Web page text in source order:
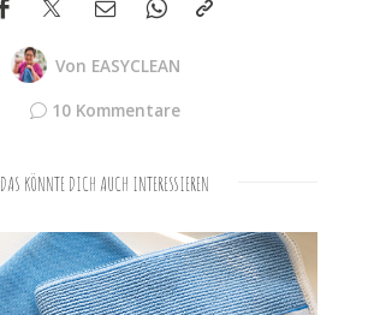
Von EASYCLEAN
10 Kommentare
DAS KÖNNTE DICH AUCH INTERESSIEREN